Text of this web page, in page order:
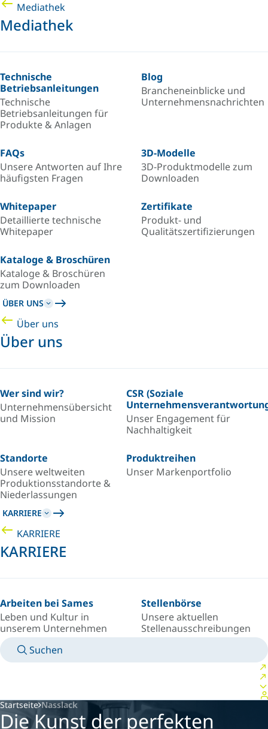
Mediathek
Mediathek
Technische
Betriebsanleitungen
Technische
Betriebsanleitungen für
Produkte & Anlagen
Blog
Brancheneinblicke und
Unternehmensnachrichten
FAQs
Unsere Antworten auf Ihre
häufigsten Fragen
3D-Modelle
3D-Produktmodelle zum
Downloaden
Whitepaper
Detaillierte technische
Whitepaper
Zertifikate
Produkt- und
Qualitätszertifizierungen
Kataloge & Broschüren
Kataloge & Broschüren
zum Downloaden
ÜBER UNS
Über uns
Über uns
Wer sind wir?
Unternehmensübersicht
und Mission
CSR (Soziale
Unser Engagement für
Nachhaltigkeit
Standorte
Unsere weltweiten
Produktionsstandorte &
Niederlassungen
Produktreihen
Unser Markenportfolio
KARRIERE
KARRIERE
KARRIERE
Arbeiten bei Sames
Leben und Kultur in
unserem Unternehmen
Stellenbörse
Unsere aktuellen
Stellenausschreibungen
Suchen
Startseite Nasslack
Die Kunst der perfekten